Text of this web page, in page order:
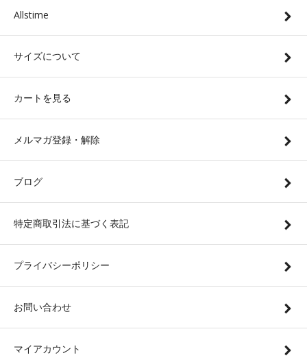
Allstime
サイズについて
カートを見る
メルマガ登録・解除
ブログ
特定商取引法に基づく表記
プライバシーポリシー
お問い合わせ
マイアカウント